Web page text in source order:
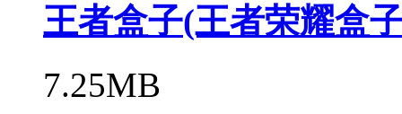
王者盒子(王者荣耀盒
7.25MB